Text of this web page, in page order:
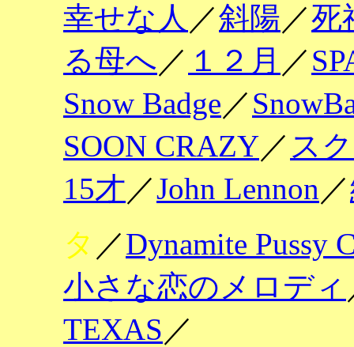
幸せな人 ／斜陽／死
る母へ／ １２月 ／
Snow Badge／
SOON CRAZY／ ス
15才／John Lennon ／
タ ／Dynamite Pussy
小さな恋のメロディ
TEXAS ／